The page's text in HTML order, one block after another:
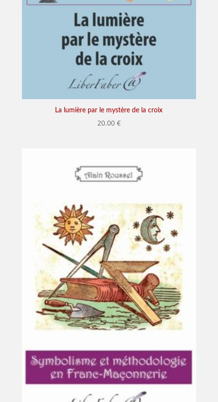
La lumière par le mystère de la croix
20.00 €